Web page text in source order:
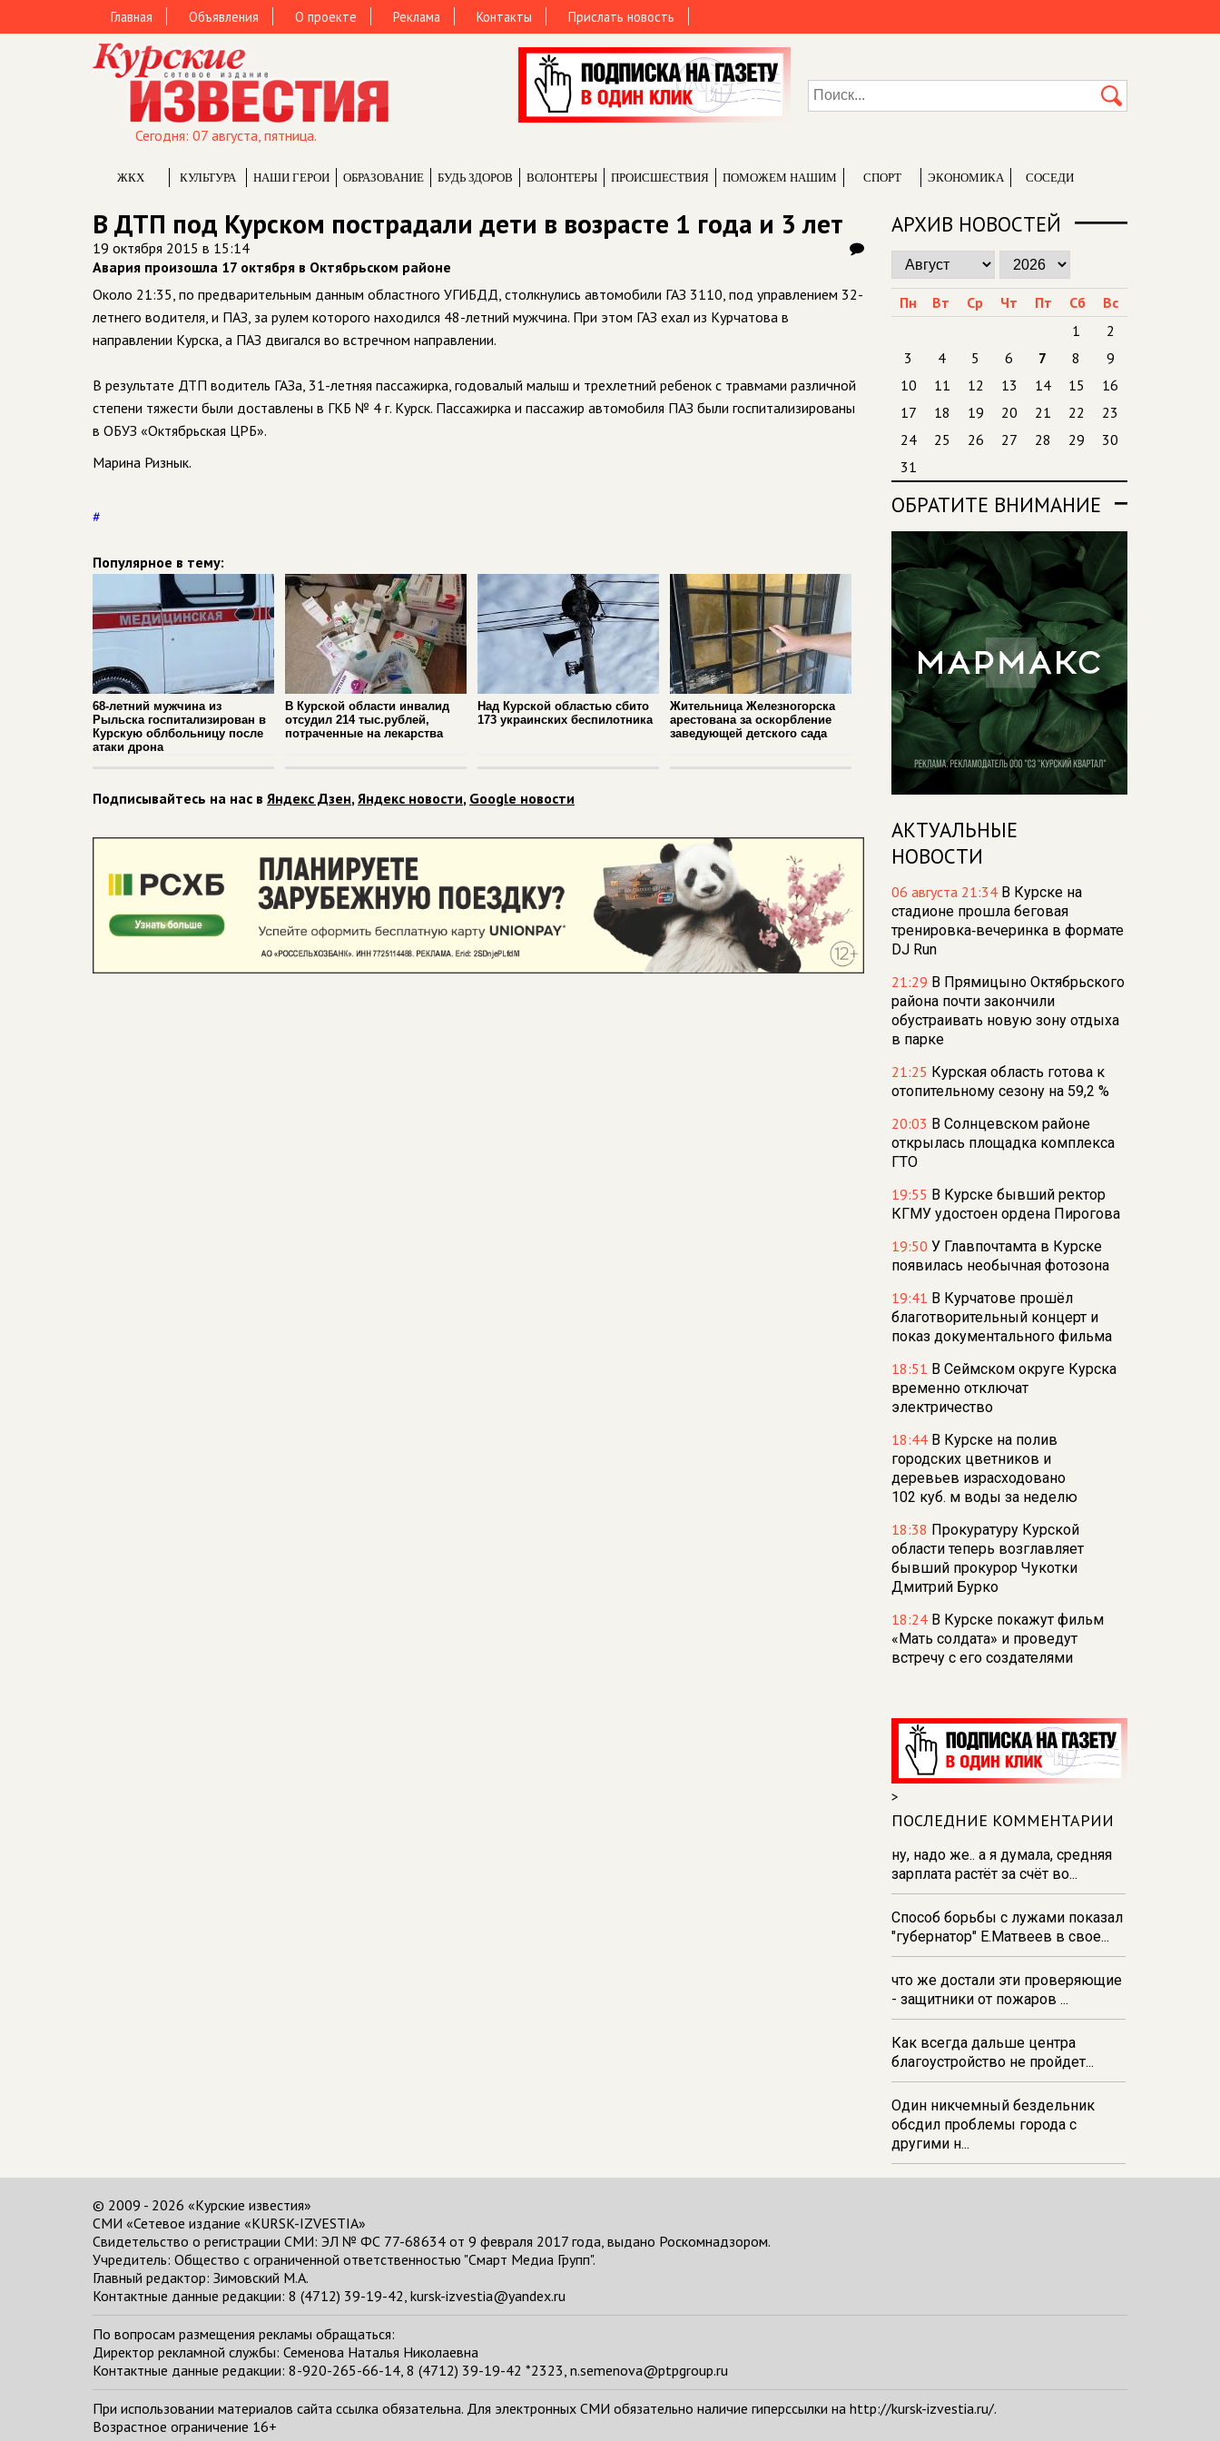
Главная Объявления О проекте Реклама Контакты Прислать новость
Сегодня: 07 августа, пятница.
ЖКХ КУЛЬТУРА НАШИ ГЕРОИ ОБРАЗОВАНИЕ БУДЬ ЗДОРОВ ВОЛОНТЕРЫ ПРОИCШЕСТВИЯ ПОМОЖЕМ НАШИМ СПОРТ ЭКОНОМИКА СОСЕДИ
В ДТП под Курском пострадали дети в возрасте 1 года и 3 лет
19 октября 2015 в 15:14
Авария произошла 17 октября в Октябрьском районе
Около 21:35, по предварительным данным областного УГИБДД, столкнулись автомобили ГАЗ 3110, под управлением 32-
летнего водителя, и ПАЗ, за рулем которого находился 48-летний мужчина. При этом ГАЗ ехал из Курчатова в
направлении Курска, а ПАЗ двигался во встречном направлении.
В результате ДТП водитель ГАЗа, 31-летняя пассажирка, годовалый малыш и трехлетний ребенок с травмами различной
степени тяжести были доставлены в ГКБ № 4 г. Курск. Пассажирка и пассажир автомобиля ПАЗ были госпитализированы
в ОБУЗ «Октябрьская ЦРБ».
Марина Ризнык.
#
Популярное в тему:
68-летний мужчина из
Рыльска госпитализирован в
Курскую облбольницу после
атаки дрона
В Курской области инвалид
отсудил 214 тыс.рублей,
потраченные на лекарства
Над Курской областью сбито
173 украинских беспилотника
Жительница Железногорска
арестована за оскорбление
заведующей детского сада
Подписывайтесь на нас в Яндекс Дзен,Яндекс новости, Google новости
АРХИВ НОВОСТЕЙ
Пн Вт Ср Чт Пт Сб
Вс
1
2
3
4 5 6 7 8
9
10
11 12 13 14 15
16
17
18 19 20 21 22
23
24
25 26 27 28 29
30
31
ОБРАТИТЕ ВНИМАНИЕ
АКТУАЛЬНЫЕ
НОВОСТИ
06 августа 21:34 В Курске на
стадионе прошла беговая
тренировка‑вечеринка в формате
DJ Run
21:29 В Прямицыно Октябрьского
района почти закончили
обустраивать новую зону отдыха
в парке
21:25 Курская область готова к
отопительному сезону на 59,2 %
20:03 В Солнцевском районе
открылась площадка комплекса
ГТО
19:55 В Курске бывший ректор
КГМУ удостоен ордена Пирогова
19:50 У Главпочтамта в Курске
появилась необычная фотозона
19:41 В Курчатове прошёл
благотворительный концерт и
показ документального фильма
18:51 В Сеймском округе Курска
временно отключат
электричество
18:44 В Курске на полив
городских цветников и
деревьев израсходовано
102 куб. м воды за неделю
18:38 Прокуратуру Курской
области теперь возглавляет
бывший прокурор Чукотки
Дмитрий Бурко
18:24 В Курске покажут фильм
«Мать солдата» и проведут
встречу с его создателями
из‑за проблем с водоснабжением
17:23
В Курске установили две
камеры ПДД на превышение
скорости
16:55В Курске жителя
Тюменской области осудили за
незаконную перевозку
взрывчатки
16:47В Курске капремонт дорог
выполнен на 54%
>
ПОСЛЕДНИЕ КОММЕНТАРИИ
ну, надо же.. а я думала, средняя
зарплата растёт за счёт во...
Способ борьбы с лужами показал
"губернатор" Е.Матвеев в свое...
что же достали эти проверяющие
- защитники от пожаров ...
Как всегда дальше центра
благоустройство не пройдет...
Один никчемный бездельник
обсдил проблемы города с
другими н...
© 2009 - 2026 «Курские известия»
СМИ «Сетевое издание «KURSK-IZVESTIA»
Свидетельство о регистрации СМИ: ЭЛ № ФС 77-68634 от 9 февраля 2017 года, выдано Роскомнадзором.
Учредитель: Общество с ограниченной ответственностью "Смарт Медиа Групп".
Главный редактор: Зимовский М.А.
Контактные данные редакции: 8 (4712) 39-19-42, kursk-izvestia@yandex.ru
По вопросам размещения рекламы обращаться:
Директор рекламной службы: Семенова Наталья Николаевна
Контактные данные редакции: 8-920-265-66-14, 8 (4712) 39-19-42 *2323, n.semenova@ptpgroup.ru
При использовании материалов сайта ссылка обязательна. Для электронных СМИ обязательно наличие гиперссылки на http://kursk-izvestia.ru/.
Возрастное ограничение 16+